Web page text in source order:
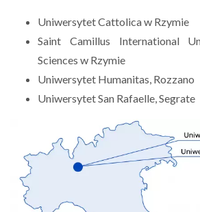
Uniwersytet Cattolica w Rzymie
Saint Camillus International
Sciences w Rzymie
Uniwersytet Humanitas, Rozzano
Uniwersytet San Rafaelle, Segrate